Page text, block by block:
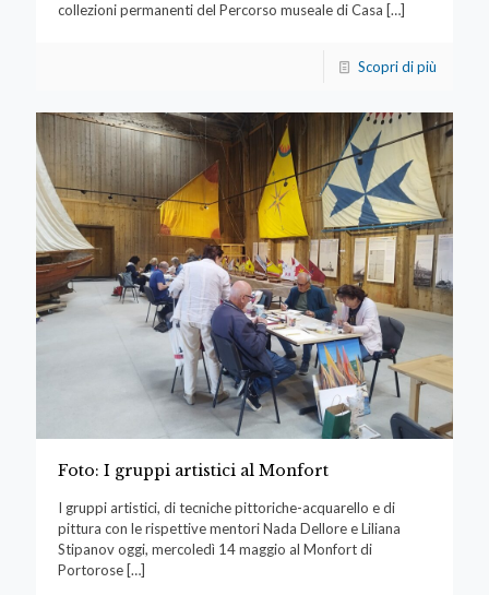
collezioni permanenti del Percorso museale di Casa […]
Scopri di più
Foto: I gruppi artistici al Monfort
I gruppi artistici, di tecniche pittoriche-acquarello e di
pittura con le rispettive mentori Nada Dellore e Liliana
Stipanov oggi, mercoledì 14 maggio al Monfort di
Portorose[…]